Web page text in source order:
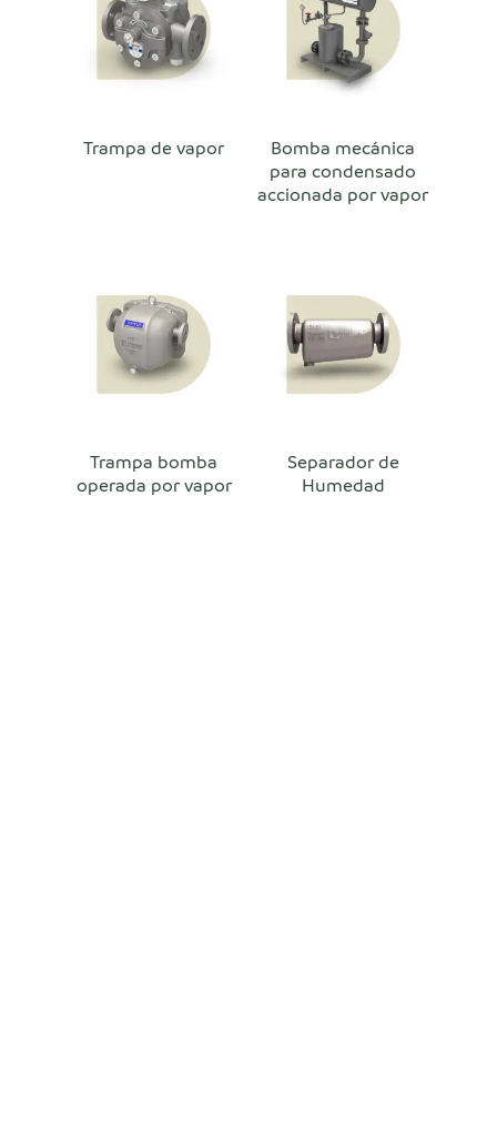
Trampa de vapor
Bomba mecánica
para condensado
accionada por vapor
Trampa bomba
operada por vapor
Separador de
Humedad